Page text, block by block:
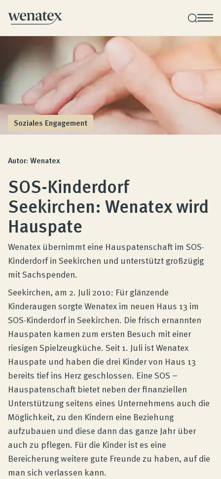
Wenatex Schlafberatung
Produktberatung zu Hause oder online!
Produkte
Qualität und Garantie
Kundenbewertungen
Produktberatung
Unternehmen
Kontakt
Magazin
Soziales Engagement
Autor: Wenatex
SOS-Kinderdorf
Seekirchen: Wenatex wird
Hauspate
Wenatex übernimmt eine Hauspatenschaft im SOS-
Kinderdorf in Seekirchen und unterstützt großzügig
mit Sachspenden.
Seekirchen, am 2. Juli 2010: Für glänzende
Kinderaugen sorgte Wenatex im neuen Haus 13 im
SOS-Kinderdorf in Seekirchen. Die frisch ernannten
Hauspaten kamen zum ersten Besuch mit einer
riesigen Spielzeugküche. Seit 1. Juli ist Wenatex
Hauspate und haben die drei Kinder von Haus 13
bereits tief ins Herz geschlossen. Eine SOS –
Hauspatenschaft bietet neben der finanziellen
Unterstützung seitens eines Unternehmens auch die
Möglichkeit, zu den Kindern eine Beziehung
aufzubauen und diese dann das ganze Jahr über
auch zu pflegen. Für die Kinder ist es eine
Bereicherung weitere gute Freunde zu haben, auf die
man sich verlassen kann.